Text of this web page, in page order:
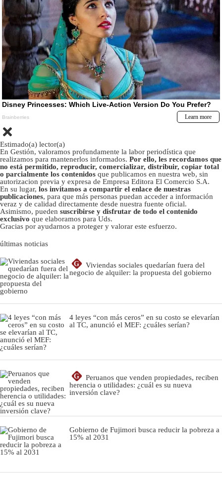
Estimado(a) lector(a)
En Gestión, valoramos profundamente la labor periodística que
realizamos para mantenerlos informados. Por ello, les recordamos que
no está permitido, reproducir, comercializar, distribuir, copiar total
o parcialmente los contenidos que publicamos en nuestra web, sin
autorizacion previa y expresa de Empresa Editora El Comercio S.A.
En su lugar, los invitamos a compartir el enlace de nuestras
publicaciones, para que más personas puedan acceder a información
veraz y de calidad directamente desde nuestra fuente oficial.
Asimismo, pueden suscribirse y disfrutar de todo el contenido
exclusivo que elaboramos para Uds.
Gracias por ayudarnos a proteger y valorar este esfuerzo.
últimas noticias
G
Viviendas sociales quedarían fuera del
negocio de alquiler: la propuesta del gobierno
4 leyes “con más ceros” en su costo se elevarían
al TC, anunció el MEF: ¿cuáles serían?
G
Peruanos que venden propiedades, reciben
herencia o utilidades: ¿cuál es su nueva
inversión clave?
Gobierno de Fujimori busca reducir la pobreza a
15% al 2031